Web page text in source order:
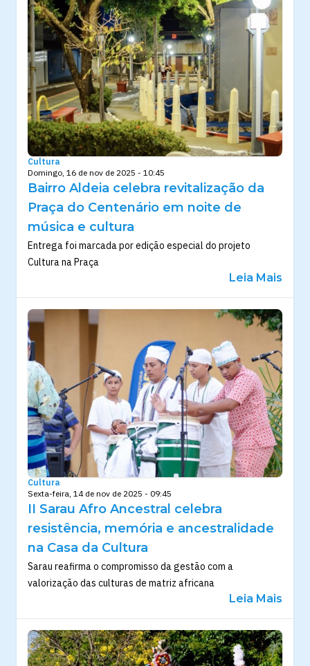
Cultura
Domingo, 16 de nov de 2025 - 10:45
Bairro Aldeia celebra revitalização da
Praça do Centenário em noite de
música e cultura
Entrega foi marcada por edição especial do projeto
Cultura na Praça
Leia Mais
Cultura
Sexta-feira, 14 de nov de 2025 - 09:45
II Sarau Afro Ancestral celebra
resistência, memória e ancestralidade
na Casa da Cultura
Sarau reafirma o compromisso da gestão com a
valorização das culturas de matriz africana
Leia Mais